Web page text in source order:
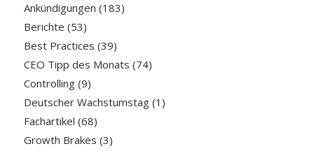
Ankündigungen (183)
Berichte (53)
Best Practices (39)
CEO Tipp des Monats (74)
Controlling(9)
Deutscher Wachstumstag(1)
Fachartikel (68)
Growth Brakes (3)